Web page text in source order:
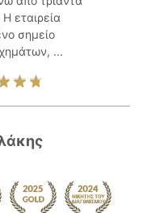
εταιρεία
σημείο
...